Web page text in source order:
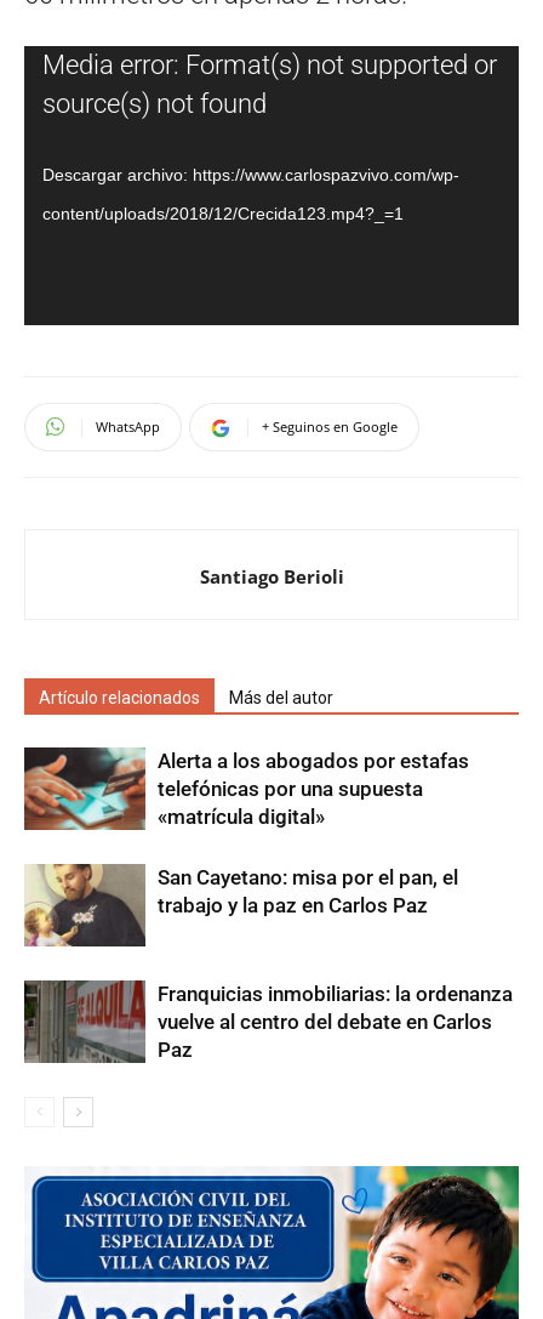
Reproductor
de
Media error: Format(s) not supported or
source(s) not found
Descargar archivo: https://www.carlospazvivo.com/wp-
content/uploads/2018/12/Crecida123.mp4?_=1
WhatsApp + Seguinos en Google
Santiago Berioli
Artículo relacionados Más del autor
Alerta a los abogados por estafas
telefónicas por una supuesta
«matrícula digital»
San Cayetano: misa por el pan, el
trabajo y la paz en Carlos Paz
Franquicias inmobiliarias: la ordenanza
vuelve al centro del debate en Carlos
Paz